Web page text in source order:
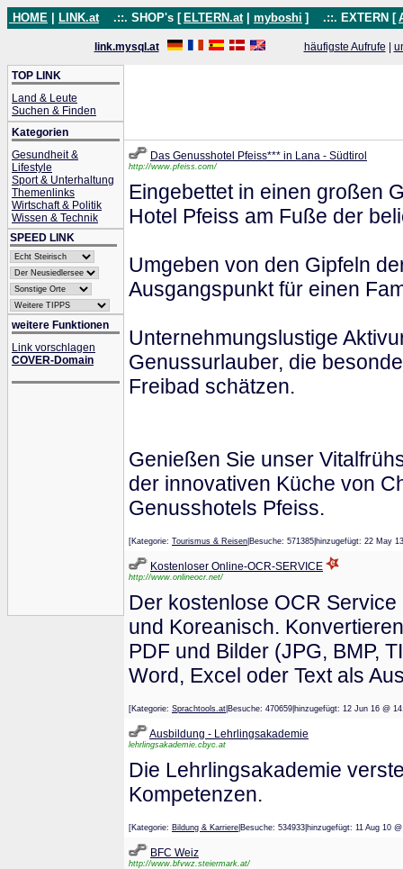
HOME LINK.at .::. SHOP's [ ELTERN.at myboshi ] .::. EXTERN [
link.mysql.at häufigste Aufrufe
TOP LINK
Land & Leute
Suchen & Finden
Kategorien
Gesundheit &
Lifestyle
Sport & Unterhaltung
Themenlinks
Wirtschaft & Politik
Wissen & Technik
SPEED LINK
weitere Funktionen
Link vorschlagen
COVER-Domain
Das Genusshotel Pfeiss*** in Lana - Südtirol
http://www.pfeiss.com/
Eingebettet in einen großen
Hotel Pfeiss am Fuße der
Umgeben von den Gipfeln
Ausgangspunkt für einen
Unternehmungslustige
Genussurlauber, die
Freibad schätzen.
Genießen Sie unser
der innovativen Küche von
Genusshotels Pfeiss.
[Kategorie: Tourismus & Reisen |Besuche: 571385|hinzugefügt: 22
Kostenloser Online-OCR-SERVICE
http://www.onlineocr.net/
Der kostenlose OCR
und Koreanisch.
PDF und Bilder (JPG, BMP,
Word, Excel oder Text als
[Kategorie: Sprachtools.at |Besuche: 470659|hinzugefügt: 12 Jun
Ausbildung - Lehrlingsakademie
lehrlingsakademie.cbyc.at
Die Lehrlingsakademie
Kompetenzen.
[Kategorie: Bildung & Karriere |Besuche: 534933|hinzugefügt: 11
BFC Weiz
http://www.bfvwz.steiermark.at/